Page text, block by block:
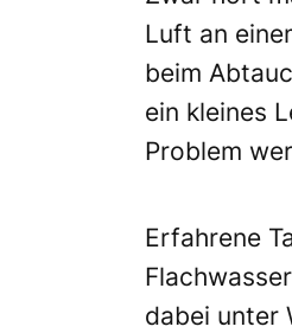
Luft an
beim
ein kleines
Problem
Erfahrene
dabei unter